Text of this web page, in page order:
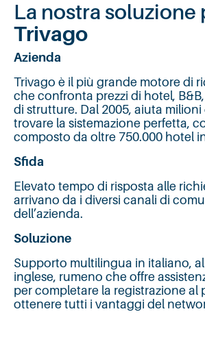
La nostra soluzione
Trivago
Azienda
Trivago è il più grande motore di
che confronta prezzi di hotel,
di strutture. Dal 2005, aiuta milioni
trovare la sistemazione perfetta,
composto da oltre 750.000 hotel
Sfida
Elevato tempo di risposta alle
arrivano da i diversi canali di
dell’azienda.
Soluzione
Supporto multilingua in italiano,
inglese, rumeno che offre
per completare la registrazione al
ottenere tutti i vantaggi del